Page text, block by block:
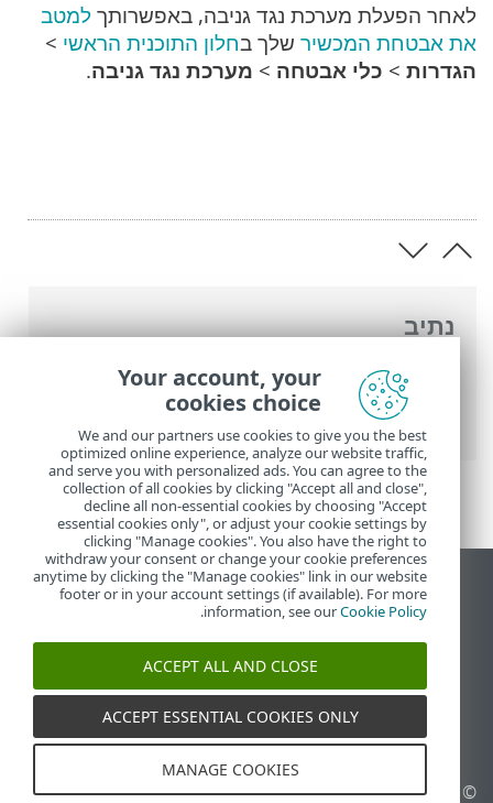
נתיב
העזרה המקוונת של ESET >
ESET Small
Business Security
>תחילת העבודה
מערכת נגד גניבה
לאחר הפעלת מערכת נגד גניבה, באפשרותך למטב
את אבטחת המכשיר שלך בחלון התוכנית הראשי >
הגדרות > כלי אבטחה > מערכת נגד גניבה.
הצג את האתר למחשב
End of Life
מאגר הידע של ESET
ESET Status Portal
תמיכה אזורית
© 1992 - 2026 ESET, spol. s ניהול קובצי Cookie
Your account, your
cookies choice
We and our partners use cookies to give you the best
optimized online experience, analyze our website traffic,
and serve you with personalized ads. You can agree to the
collection of all cookies by clicking "Accept all and close",
decline all non-essential cookies by choosing "Accept
essential cookies only", or adjust your cookie settings by
clicking "Manage cookies". You also have the right to
withdraw your consent or change your cookie preferences
anytime by clicking the "Manage cookies" link in our website
footer or in your account settings (if available). For more
information, see ourCookie Policy
.
ACCEPT ALL AND CLOSE
ACCEPT ESSENTIAL COOKIES ONLY
MANAGE COOKIES